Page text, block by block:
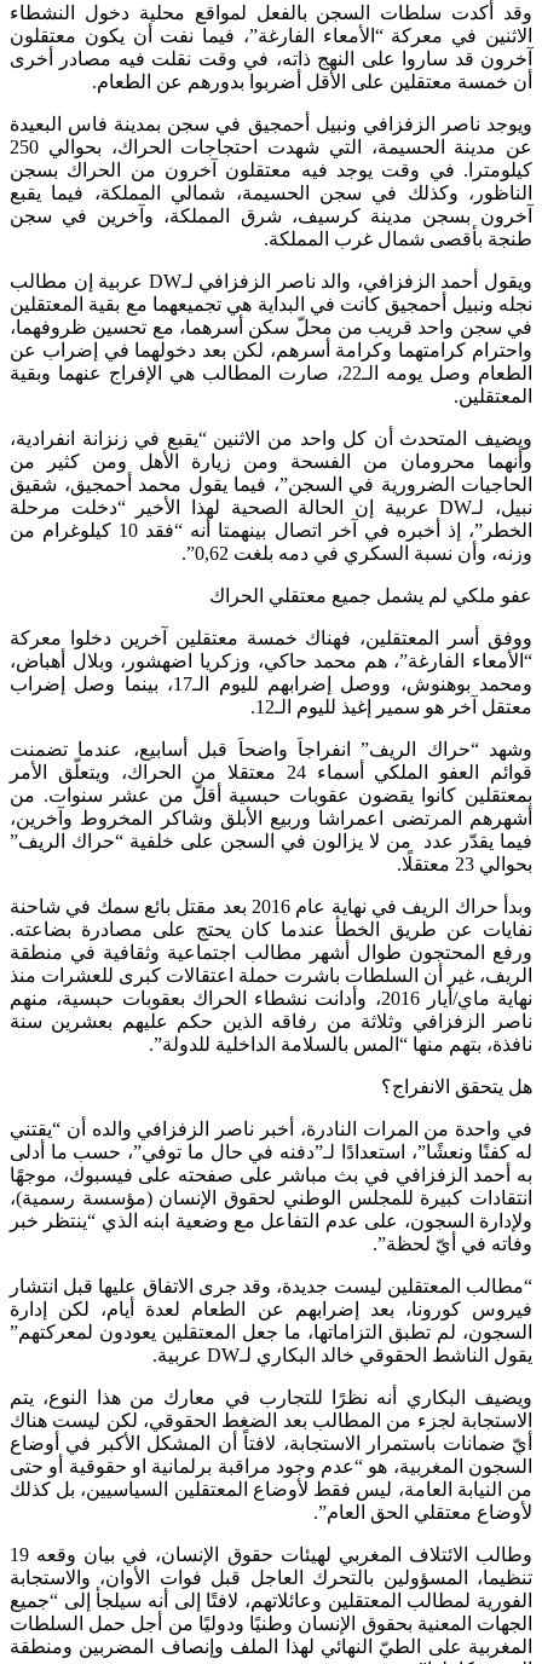
وقد أكدت سلطات السجن بالفعل لمواقع محلية دخول النشطاء
الاثنين في معركة “الأمعاء الفارغة”، فيما نفت أن يكون معتقلون
آخرون قد ساروا على النهج ذاته، في وقت نقلت فيه مصادر أخرى
أن خمسة معتقلين على الأقل أضربوا بدورهم عن الطعام.
ويوجد ناصر الزفزافي ونبيل أحمجيق في سجن بمدينة فاس البعيدة
عن مدينة الحسيمة، التي شهدت احتجاجات الحراك، بحوالي 250
كيلومترا. في وقت يوجد فيه معتقلون آخرون من الحراك بسجن
الناظور، وكذلك في سجن الحسيمة، شمالي المملكة، فيما يقبع
آخرون بسجن مدينة كرسيف، شرق المملكة، وآخرين في سجن
طنجة بأقصى شمال غرب المملكة.
ويقول أحمد الزفزافي، والد ناصر الزفزافي لـDW عربية إن مطالب
نجله ونبيل أحمجيق كانت في البداية هي تجميعهما مع بقية المعتقلين
في سجن واحد قريب من محلّ سكن أسرهما، مع تحسين ظروفهما،
واحترام كرامتهما وكرامة أسرهم، لكن بعد دخولهما في إضراب عن
الطعام وصل يومه الـ22، صارت المطالب هي الإفراج عنهما وبقية
المعتقلين.
ويضيف المتحدث أن كل واحد من الاثنين “يقبع في زنزانة انفرادية،
وأنهما محرومان من الفسحة ومن زيارة الأهل ومن كثير من
الحاجيات الضرورية في السجن”، فيما يقول محمد أحمجيق، شقيق
نبيل، لـDW عربية إن الحالة الصحية لهذا الأخير “دخلت مرحلة
الخطر”، إذ أخبره في آخر اتصال بينهمتا أنه “فقد 10 كيلوغرام من
وزنه، وأن نسبة السكري في دمه بلغت 0,62”.
عفو ملكي لم يشمل جميع معتقلي الحراك
ووفق أسر المعتقلين، فهناك خمسة معتقلين آخرين دخلوا معركة
“الأمعاء الفارغة”، هم محمد حاكي، وزكريا اضهشور، وبلال أهباض،
ومحمد بوهنوش، ووصل إضرابهم لليوم الـ17، بينما وصل إضراب
معتقل آخر هو سمير إغيذ لليوم الـ12.
وشهد “حراك الريف” انفراجاَ واضحاَ قبل أسابيع، عندما تضمنت
قوائم العفو الملكي أسماء 24 معتقلا من الحراك، ويتعلّق الأمر
بمعتقلين كانوا يقضون عقوبات حبسية أقلّ من عشر سنوات. من
أشهرهم المرتضى اعمراشا وربيع الأبلق وشاكر المخروط وآخرين،
فيما يقدّر عدد من لا يزالون في السجن على خلفية “حراك الريف”
بحوالي 23 معتقلًا.
وبدأ حراك الريف في نهاية عام 2016 بعد مقتل بائع سمك في شاحنة
نفايات عن طريق الخطأ عندما كان يحتج على مصادرة بضاعته.
ورفع المحتجون طوال أشهر مطالب اجتماعية وثقافية في منطقة
الريف، غير أن السلطات باشرت حملة اعتقالات كبرى للعشرات منذ
نهاية ماي/أيار 2016، وأدانت نشطاء الحراك بعقوبات حبسية، منهم
ناصر الزفزافي وثلاثة من رفاقه الذين حكم عليهم بعشرين سنة
نافذة، بتهم منها “المس بالسلامة الداخلية للدولة”.
هل يتحقق الانفراج؟
في واحدة من المرات النادرة، أخبر ناصر الزفزافي والده أن “يقتني
له كفنًا ونعشًا”، استعدادًا لـ”دفنه في حال ما توفي”، حسب ما أدلى
به أحمد الزفزافي في بث مباشر على صفحته على فيسبوك، موجهًا
انتقادات كبيرة للمجلس الوطني لحقوق الإنسان (مؤسسة رسمية)،
ولإدارة السجون، على عدم التفاعل مع وضعية ابنه الذي “ينتظر خبر
وفاته في أيّ لحظة”.
“مطالب المعتقلين ليست جديدة، وقد جرى الاتفاق عليها قبل انتشار
فيروس كورونا، بعد إضرابهم عن الطعام لعدة أيام، لكن إدارة
السجون، لم تطبق التزاماتها، ما جعل المعتقلين يعودون لمعركتهم”
يقول الناشط الحقوقي خالد البكاري لـDW عربية.
ويضيف البكاري أنه نظرًا للتجارب في معارك من هذا النوع، يتم
الاستجابة لجزء من المطالب بعد الضغط الحقوقي، لكن ليست هناك
أيّ ضمانات باستمرار الاستجابة، لافتاً أن المشكل الأكبر في أوضاع
السجون المغربية، هو “عدم وجود مراقبة برلمانية او حقوقية أو حتى
من النيابة العامة، ليس فقط لأوضاع المعتقلين السياسيين، بل كذلك
لأوضاع معتقلي الحق العام”.
وطالب الائتلاف المغربي لهيئات حقوق الإنسان، في بيان وقعه 19
تنظيما، المسؤولين بالتحرك العاجل قبل فوات الأوان، والاستجابة
الفورية لمطالب المعتقلين وعائلاتهم، لافتًا إلى أنه سيلجأ إلى “جميع
الجهات المعنية بحقوق الإنسان وطنيًا ودوليًا من أجل حمل السلطات
المغربية على الطيّ النهائي لهذا الملف وإنصاف المضربين ومنطقة